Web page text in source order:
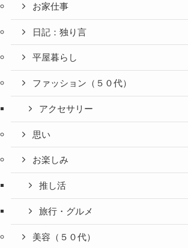
お家仕事
日記：独り言
平屋暮らし
ファッション（５０代）
アクセサリー
思い
お楽しみ
推し活
旅行・グルメ
美容（５０代）